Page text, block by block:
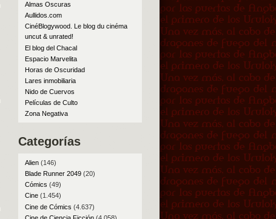
Almas Oscuras
Aullidos.com
CinéBlogywood. Le blog du cinéma
uncut & unrated!
El blog del Chacal
Espacio Marvelita
Horas de Oscuridad
Lares inmobiliaria
Nido de Cuervos
Películas de Culto
Zona Negativa
Categorías
Alien(146)
Blade Runner 2049(20)
Cómics (49)
Cine(1.454)
Cine de Cómics (4.637)